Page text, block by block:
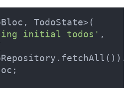
TodoState>(
initial todos' ,